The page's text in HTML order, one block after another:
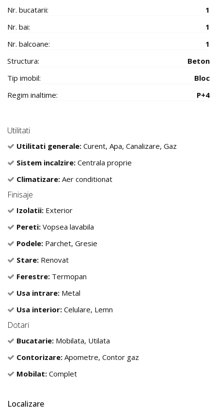
Nr. bucatarii:
1
Nr. bai:
1
Nr. balcoane:
1
Structura:
Beton
Tip imobil:
Bloc
Regim inaltime:
P+4
Utilitati
Utilitati generale: Curent, Apa, Canalizare, Gaz
Sistem incalzire: Centrala proprie
Climatizare: Aer conditionat
Finisaje
Izolatii: Exterior
Pereti: Vopsea lavabila
Podele: Parchet, Gresie
Stare: Renovat
Ferestre: Termopan
Usa intrare: Metal
Usa interior: Celulare, Lemn
Dotari
Bucatarie: Mobilata, Utilata
Contorizare: Apometre, Contor gaz
Mobilat: Complet
Localizare